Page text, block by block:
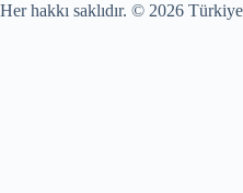
Her hakkı saklıdır. © 2026